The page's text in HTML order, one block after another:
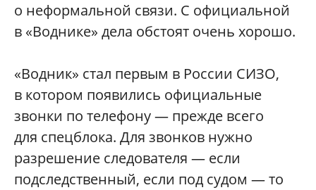
о неформальной связи. С официальной
в «Воднике» дела обстоят очень хорошо.
«Водник» стал первым в России СИЗО,
в котором появились официальные
звонки по телефону — прежде всего
для спецблока. Для звонков нужно
разрешение следователя — если
подследственный, если под судом — то